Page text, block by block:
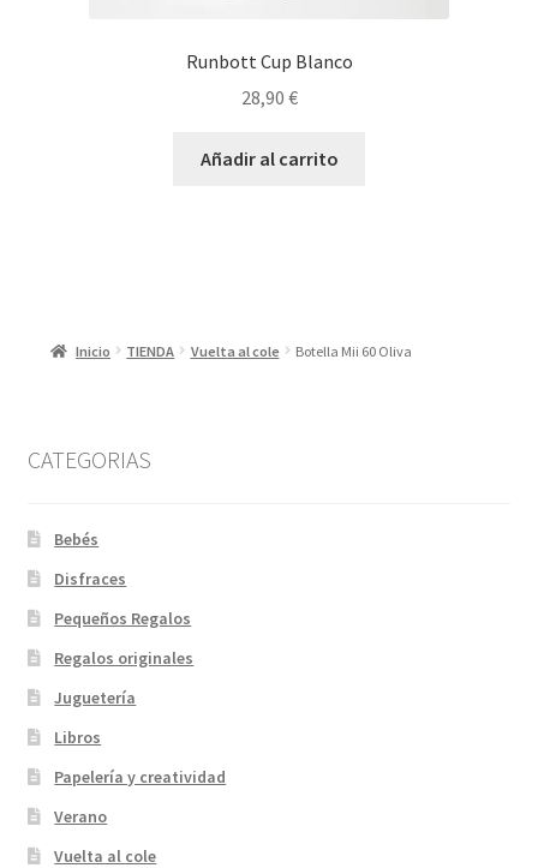
Runbott Cup Blanco
28,90 €
Añadir al carrito
Inicio TIENDA Vuelta al cole Botella Mii 60 Oliva
CATEGORIAS
Bebés
Disfraces
Pequeños Regalos
Regalos originales
Juguetería
Libros
Papelería y creatividad
Verano
Vuelta al cole